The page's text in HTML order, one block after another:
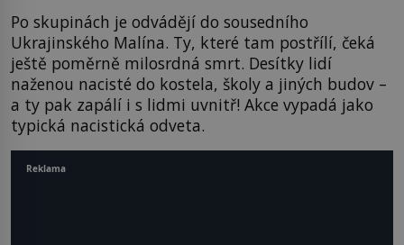
Po skupinách je odvádějí do sousedního
Ukrajinského Malína. Ty, které tam postřílí, čeká
ještě poměrně milosrdná smrt. Desítky lidí
naženou nacisté do kostela, školy a jiných budov –
a ty pak zapálí i s lidmi uvnitř! Akce vypadá jako
typická nacistická odveta.
Reklama